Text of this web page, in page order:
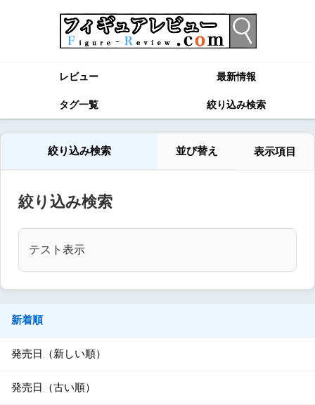
レビュー 最新情報
タグ一覧 絞り込み検索
絞り込み検索 並び替え 表示項目
絞り込み検索
テスト表示
新着順
発売日（新しい順）
発売日（古い順）